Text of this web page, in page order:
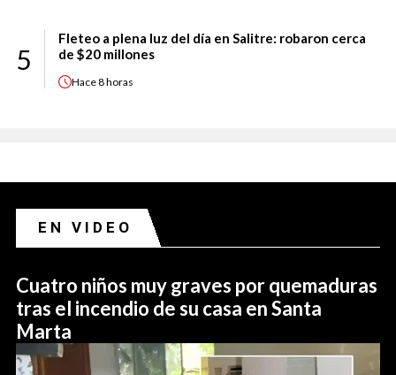
5
Fleteo a plena luz del día en Salitre: robaron cerca
de $20 millones
Hace8 horas
EN VIDEO
Cuatro niños muy graves por quemaduras
tras el incendio de su casa en Santa
Marta